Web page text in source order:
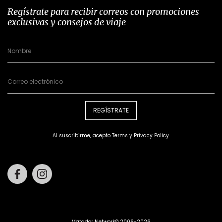
Regístrate para recibir correos con promociones
exclusivas y consejos de viaje
REGÍSTRATE
Al suscribirme, acepto Terms y Privacy Policy.
Facebook